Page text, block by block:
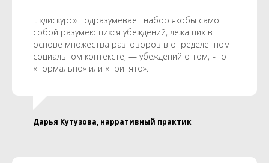
…«дискурс» подразумевает набор якобы само
собой разумеющихся убеждений, лежащих в
основе множества разговоров в определенном
социальном контексте, — убеждений о том, что
«нормально» или «принято».
Дарья Кутузова, нарративный практик